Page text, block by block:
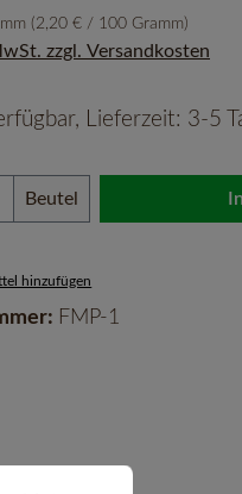
(2,20 € / 100 Gramm)
zzgl. Versandkosten
Lieferzeit: 3-5
Gib den
Beutel
hinzufügen
FMP-1
zu können.